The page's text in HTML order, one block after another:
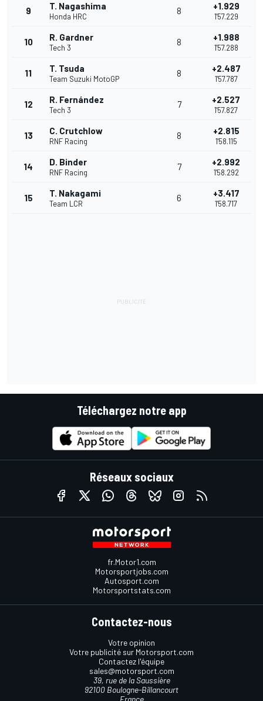
9 T. Nagashima
Honda HRC
8 +1.929
1'57.229
10 R. Gardner
Tech 3
8 +1.988
1'57.288
11 T. Tsuda
Team Suzuki MotoGP
8 +2.487
1'57.787
12 R. Fernández
Tech 3
7 +2.527
1'57.827
13 C. Crutchlow
RNF Racing
8 +2.815
1'58.115
14 D. Binder
RNF Racing
7 +2.992
1'58.292
15 T. Nakagami
Team LCR
6 +3.417
1'58.717
Téléchargez notre app
Réseaux sociaux
fr.Motor1.com
Motorsportjobs.com
Autosport.com
Motorsportstats.com
Contactez-nous
Votre opinion
Votre publicité sur Motorsport.com
Contactez l'équipe
sales@motorsport.com
39, rue de la Saussière
92100 Boulogne-Billancourt
France